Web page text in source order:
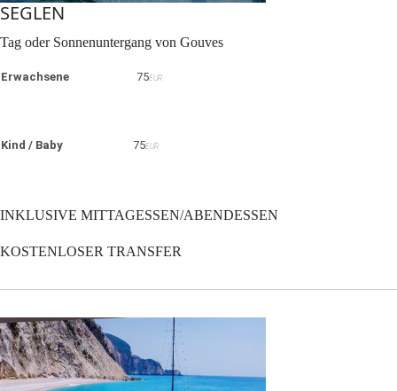
SEGLEN
Tag oder Sonnenuntergang von Gouves
Erwachsene 75EUR
Kind / Baby 75EUR
INKLUSIVE MITTAGESSEN/ABENDESSEN
KOSTENLOSER TRANSFER